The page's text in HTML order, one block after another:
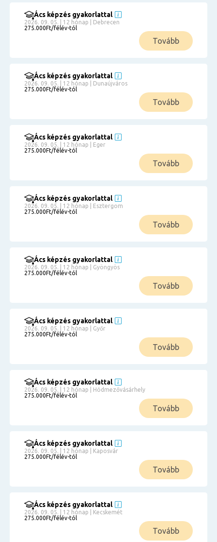
Ács képzés gyakorlattal
2026. 09. 05. | 12 hónap | Debrecen
275.000Ft/félév-tól
Tovább
Ács képzés gyakorlattal
2026. 09. 05. | 12 hónap | Dunaújváros
275.000Ft/félév-tól
Tovább
Ács képzés gyakorlattal
2026. 09. 05. | 12 hónap | Eger
275.000Ft/félév-tól
Tovább
Ács képzés gyakorlattal
2026. 09. 05. | 12 hónap | Esztergom
275.000Ft/félév-tól
Tovább
Ács képzés gyakorlattal
2026. 09. 05. | 12 hónap | Gyöngyös
275.000Ft/félév-tól
Tovább
Ács képzés gyakorlattal
2026. 09. 05. | 12 hónap | Győr
275.000Ft/félév-tól
Tovább
Ács képzés gyakorlattal
2026. 09. 05. | 12 hónap | Hódmezővásárhely
275.000Ft/félév-tól
Tovább
Ács képzés gyakorlattal
2026. 09. 05. | 12 hónap | Kaposvár
275.000Ft/félév-tól
Tovább
Ács képzés gyakorlattal
2026. 09. 05. | 12 hónap | Kecskemét
275.000Ft/félév-tól
Tovább